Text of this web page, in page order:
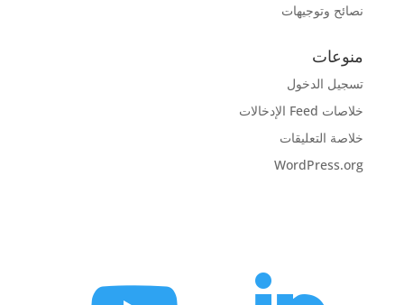
نصائح وتوجيهات
منوعات
تسجيل الدخول
خلاصات Feed الإدخالات
خلاصة التعليقات
WordPress.org